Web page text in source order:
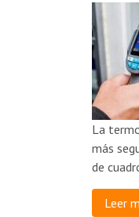
La
más
de
Leer